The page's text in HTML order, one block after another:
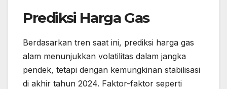
Prediksi Harga Gas
Berdasarkan tren saat ini, prediksi harga gas
alam menunjukkan volatilitas dalam jangka
pendek, tetapi dengan kemungkinan stabilisasi
di akhir tahun 2024. Faktor-faktor seperti